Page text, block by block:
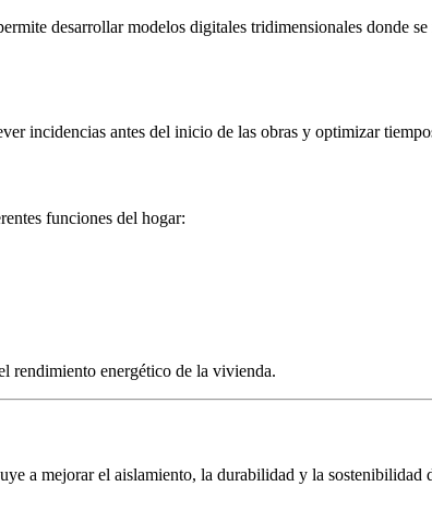
desarrollar modelos digitales tridimensionales donde
incidencias antes del inicio de las obras y optimizar
funciones del hogar:
rendimiento energético de la vivienda.
a mejorar el aislamiento, la durabilidad y la sostenibilidad